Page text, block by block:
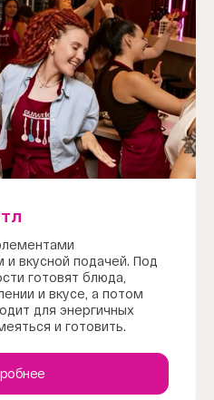
вкусной подачей. Под
готовят блюда,
и вкусе, а потом
для энергичных
и готовить.